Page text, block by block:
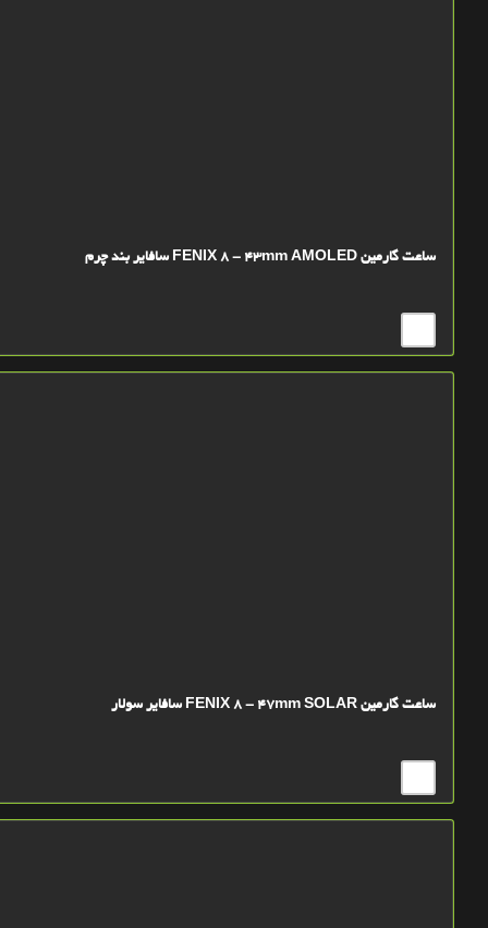
ساعت گارمین FENIX 8 - 43mm AMOLED سافایر بند چرم
ساعت گارمین FENIX 8 - 47mm SOLAR سافایر سولار